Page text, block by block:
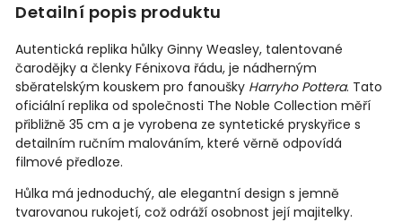
Detailní popis produktu
Autentická replika hůlky Ginny Weasley, talentované
čarodějky a členky Fénixova řádu, je nádherným
sběratelským kouskem pro fanoušky Harryho Pottera. Tato
oficiální replika od společnosti The Noble Collection měří
přibližně 35 cm a je vyrobena ze syntetické pryskyřice s
detailním ručním malováním, které věrně odpovídá
filmové předloze.
Hůlka má jednoduchý, ale elegantní design s jemně
tvarovanou rukojetí, což odráží osobnost její majitelky.